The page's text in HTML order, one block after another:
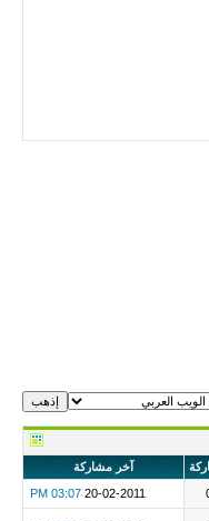
آخر مشاركة
20-02-2011
03:07 PM